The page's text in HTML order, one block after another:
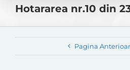
Hotararea nr.10 din
Pagina